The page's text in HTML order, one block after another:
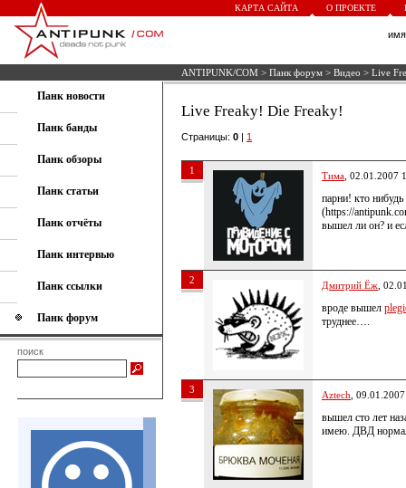
КАРТА САЙТА О ПРОЕКТЕ
ANTIPUNK/COM > Панк форум > Видео > Live
Панк новости
Панк банды
Панк обзоры
Панк статьи
Панк отчёты
Панк интервью
Панк ссылки
Панк форум
поиск
Live Freaky! Die Freaky!
Страницы: 0 | 1
1 Тима , 02.01.2007
парни! кто
(https://
вышел ли он? и
2 Дмитрий Ёж ,
вроде вышел
труднее….
3 Aztech ,
вышел сто лет
имею. ДВД